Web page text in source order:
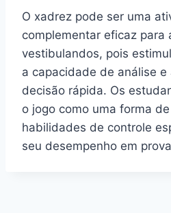
O xadrez pode ser uma
complementar eficaz para
vestibulandos, pois
a capacidade de análise
decisão rápida. Os
o jogo como uma forma
habilidades de controle
seu desempenho em